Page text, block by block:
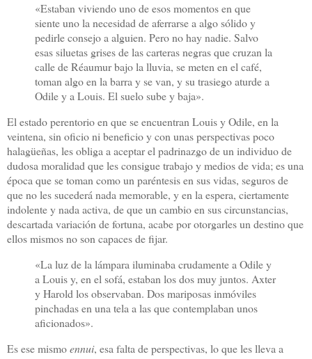
«Estaban viviendo uno de esos momentos en que
siente uno la necesidad de aferrarse a algo sólido y
pedirle consejo a alguien. Pero no hay nadie. Salvo
esas siluetas grises de las carteras negras que cruzan la
calle de Réaumur bajo la lluvia, se meten en el café,
toman algo en la barra y se van, y su trasiego aturde a
Odile y a Louis. El suelo sube y baja».
El estado perentorio en que se encuentran Louis y Odile, en la
veintena, sin oficio ni beneficio y con unas perspectivas poco
halagüeñas, les obliga a aceptar el padrinazgo de un individuo de
dudosa moralidad que les consigue trabajo y medios de vida; es una
época que se toman como un paréntesis en sus vidas, seguros de
que no les sucederá nada memorable, y en la espera, ciertamente
indolente y nada activa, de que un cambio en sus circunstancias,
descartada variación de fortuna, acabe por otorgarles un destino que
ellos mismos no son capaces de fijar.
«La luz de la lámpara iluminaba crudamente a Odile y
a Louis y, en el sofá, estaban los dos muy juntos. Axter
y Harold los observaban. Dos mariposas inmóviles
pinchadas en una tela a las que contemplaban unos
aficionados».
Es ese mismoennui, esa falta de perspectivas, lo que les lleva a